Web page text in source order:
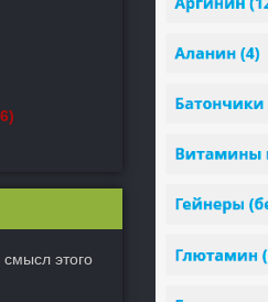
этого